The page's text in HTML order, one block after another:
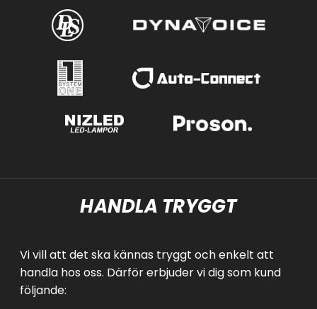
HANDLA TRYGGT
Vi vill att det ska kännas tryggt och enkelt att
handla hos oss. Därför erbjuder vi dig som kund
följande: